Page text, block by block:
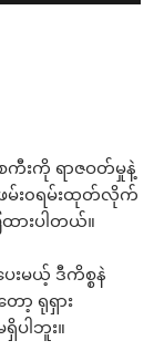
ကီးကို ရာဇဝတ်မှုနဲ့
ဖမ်း၀ရမ်းထုတ်လိုက်
ားပါတယ်။
မယ့် ဒီကိစ္စနဲ
ရုရှား
ပါဘူး။